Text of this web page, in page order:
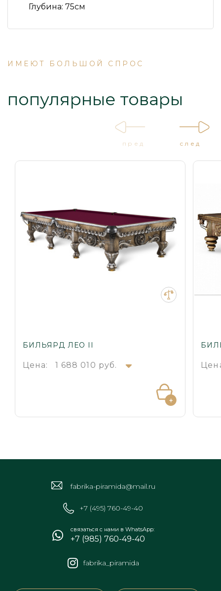
Глубина: 75см
ИМЕЮТ БОЛЬШОЙ СПРОС
популярные товары
БИЛЬЯРД ЛЕО II
Цена: 1 688 010 руб.
пред след
fabrika-piramida@mail.ru
+7 (495) 760-49-40
связаться с нами в WhatsApp:
+7 (985) 760-49-40
fabrika_piramida